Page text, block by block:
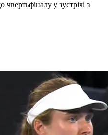
чвертьфіналу у зустрічі з